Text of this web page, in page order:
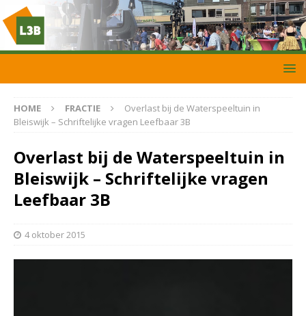
HOME FRACTIE
Overlast bij de Waterspeeltuin in
Bleiswijk – Schriftelijke vragen Leefbaar 3B
Overlast bij de Waterspeeltuin in
Bleiswijk – Schriftelijke vragen
Leefbaar 3B
4 oktober 2015